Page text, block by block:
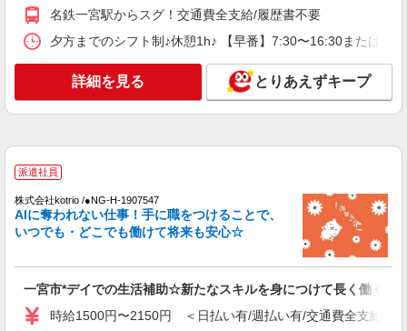
キープ 詳細を見る
派遣社員
毎日1万円＊デイサービス＊運転好きな方大集
通費全支給(ガソリン代含む)＞
キープ 詳細を見る
日研トータルソーシング株式会社 メディカルケア事業部/名古屋オフ
ィス
未経験・無資格OKの介護スタッフ
名鉄一宮駅からスグ！交通費全支給/履歴書不要
夕方までのシフト制♪休憩1h♪ 【早番】7:30〜16:30または
詳細を見る とりあえずキープ
派遣社員
株式会社kotrio /●NG-H-1907547
AIに奪われない仕事！手に職をつけることで、
いつでも・どこでも働けて将来も安心☆
一宮市*デイでの生活補助☆新たなスキルを身につけて長く働く♪
時給1500円〜2150円 ＜日払い有/週払い有/交通費全支給(ガ